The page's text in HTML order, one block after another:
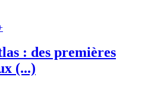
: des premières
(...)